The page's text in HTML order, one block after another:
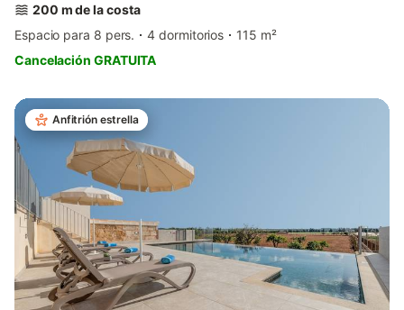
200 m de la costa
Espacio para 8 pers.
4 dormitorios
115 m²
Cancelación GRATUITA
Anfitrión estrella